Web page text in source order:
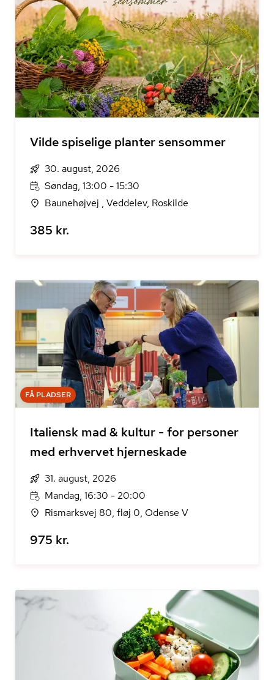
Vilde spiselige planter sensommer
30. august, 2026
Søndag, 13:00 - 15:30
Baunehøjvej , Veddelev, Roskilde
385 kr.
FÅ PLADSER
Italiensk mad & kultur - for personer
med erhvervet hjerneskade
31. august, 2026
Mandag, 16:30 - 20:00
Rismarksvej 80, fløj 0, Odense V
975 kr.